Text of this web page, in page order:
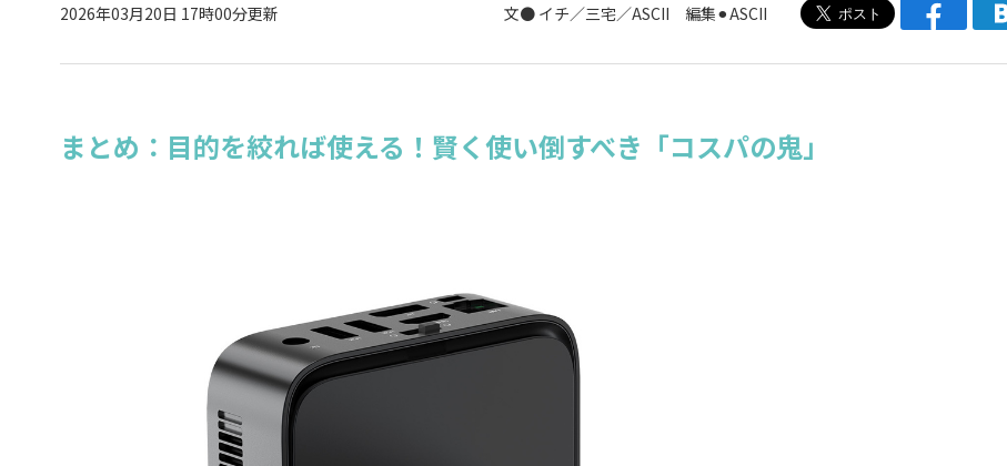
2026年03月20日 17時00分更新 文● イチ／三宅／ASCII 編集⚫︎ASCII
まとめ：目的を絞れば使える！賢く使い倒すべき「コスパの鬼」